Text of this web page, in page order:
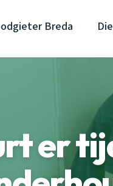
Breda
er